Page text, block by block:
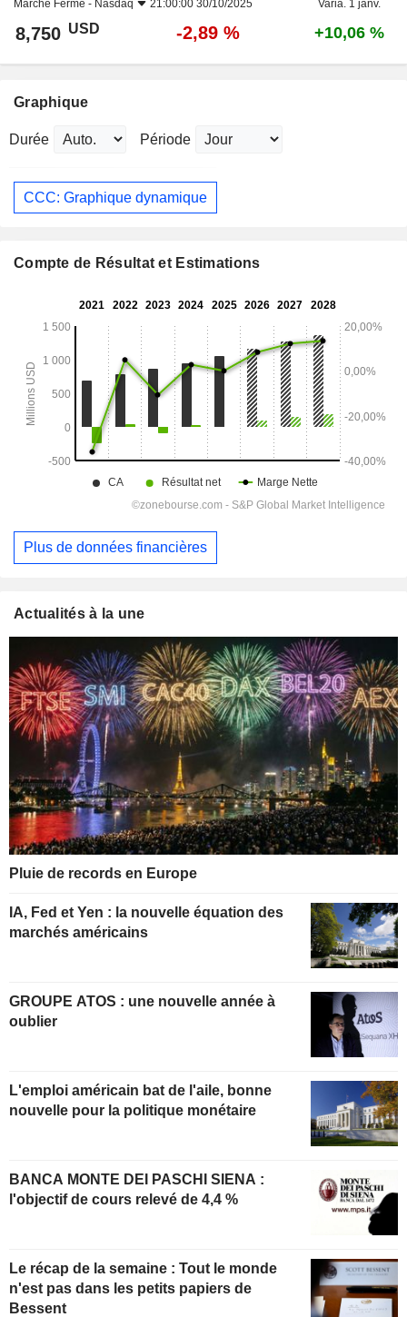
Marché Fermé - Nasdaq 21:00:00 30/10/2025 Varia. 1 janv.
8,750 USD -2,89 % +10,06 %
Graphique
Durée Période
CCC: Graphique dynamique
Compte de Résultat et Estimations
Plus de données financières
Actualités à la une
Pluie de records en Europe
IA, Fed et Yen : la nouvelle équation des
marchés américains
GROUPE ATOS : une nouvelle année à
oublier
L'emploi américain bat de l'aile, bonne
nouvelle pour la politique monétaire
BANCA MONTE DEI PASCHI SIENA :
l'objectif de cours relevé de 4,4 %
Le récap de la semaine : Tout le monde
n'est pas dans les petits papiers de
Bessent